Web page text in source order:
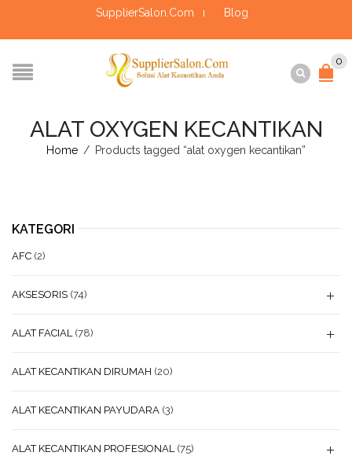
SupplierSalon.Com Blog
0
ALAT OXYGEN KECANTIKAN
Home / Products tagged “alat oxygen kecantikan”
KATEGORI
AFC (2)
AKSESORIS (74)
ALAT FACIAL (78)
ALAT KECANTIKAN DIRUMAH (20)
ALAT KECANTIKAN PAYUDARA (3)
ALAT KECANTIKAN PROFESIONAL (75)